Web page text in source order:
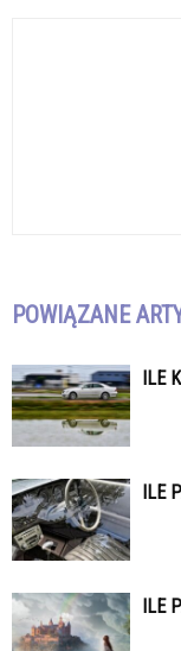
POWIĄZANE
ILE
ILE
ILE